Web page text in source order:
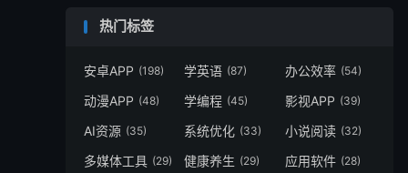
热门标签
安卓APP (198) 学英语 (87) 办公效率 (54)
动漫APP (48) 学编程 (45) 影视APP (39)
AI资源 (35) 系统优化 (33) 小说阅读 (32)
多媒体工具 (29) 健康养生 (29) 应用软件 (28)